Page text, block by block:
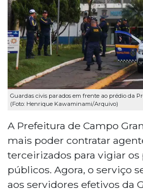
Guardas civis parados em frente ao prédio da
(Foto: Henrique Kawaminami/Arquivo)
A Prefeitura de Campo
mais poder contratar
terceirizados para vigiar os
públicos. Agora, o serviço
aos servidores efetivos da